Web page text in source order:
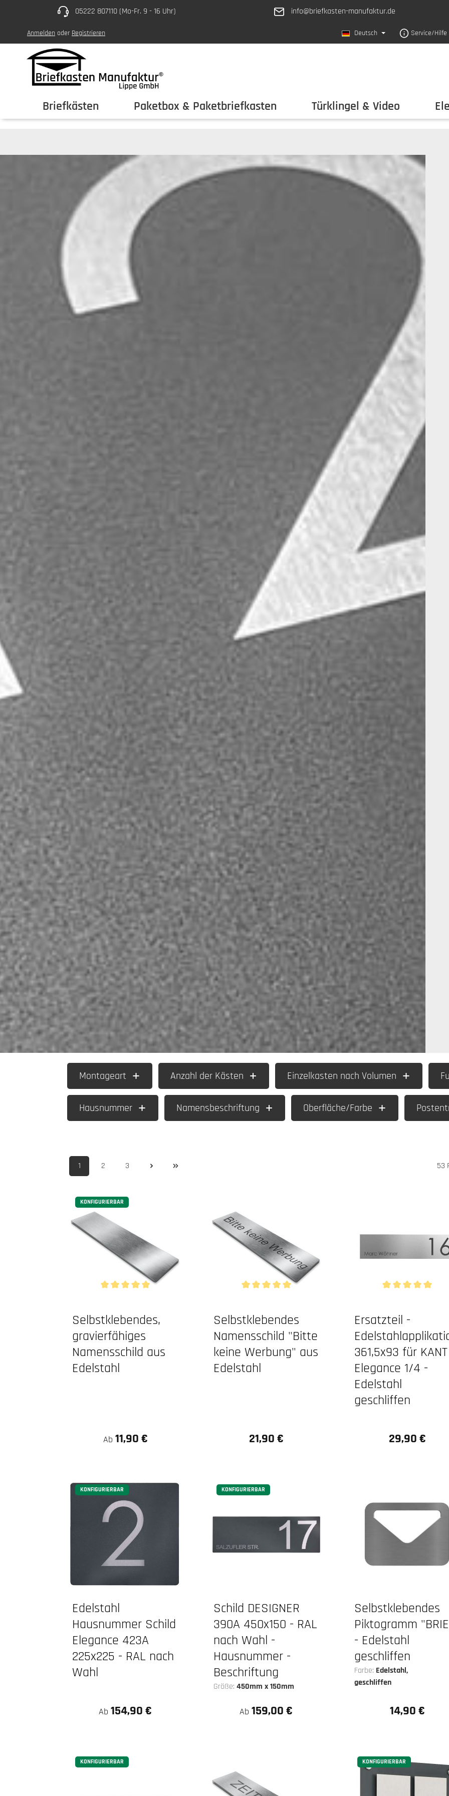
Hauptinhalt springen
Zur Hauptnavigation springen05222 807110 (Mo-Fr. 9 - 16 Uhr) info@briefkasten-manufaktur.de
Anmelden oder Registrieren Deutsch Service/Hilfe
Briefkästen Paketbox & Paketbriefkasten Türklingel & Video
Montageart Anzahl der Kästen Einzelkasten nach Volumen
Hausnummer Namensbeschriftung Oberfläche/Farbe
Seite
1 Seite
2 Seite
3 53
KONFIGURIERBAR
Selbstklebendes,
gravierfähiges
Namensschild aus
Edelstahl
Ab 11,90 €
Selbstklebendes
Namensschild "Bitte
keine Werbung" aus
Edelstahl
Regulärer Preis:
21,90 €
Ersatzteil -
361,5x93 für KANT
Elegance 1/4 -
Edelstahl
geschliffen
Regulärer Preis:
29,90 €
KONFIGURIERBAR
Edelstahl
Hausnummer Schild
Elegance 423A
225x225 - RAL nach
Wahl
Ab154,90 €
KONFIGURIERBAR
Schild DESIGNER
390A 450x150 - RAL
nach Wahl -
Hausnummer -
Beschriftung
Größe: 450mm x 150mm
Ab159,00 €
Selbstklebendes
Piktogramm
- Edelstahl
geschliffen
Farbe: Edelstahl,
geschliffen
Regulärer Preis:
14,90 €
KONFIGURIERBAR KONFIGURIERBAR